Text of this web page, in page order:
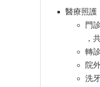
醫療照護
門
，
轉
院
洗